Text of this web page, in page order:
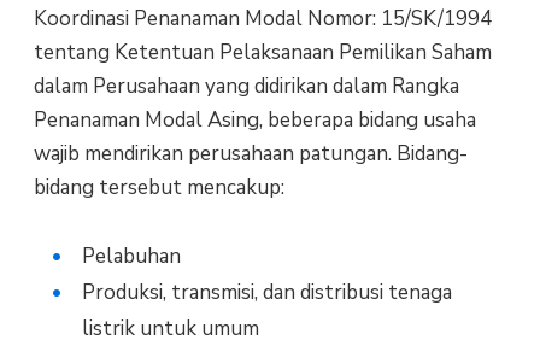
Koordinasi Penanaman Modal Nomor: 15/SK/1994
tentang Ketentuan Pelaksanaan Pemilikan Saham
dalam Perusahaan yang didirikan dalam Rangka
Penanaman Modal Asing, beberapa bidang usaha
wajib mendirikan perusahaan patungan. Bidang-
bidang tersebut mencakup:
Pelabuhan
Produksi, transmisi, dan distribusi tenaga
listrik untuk umum